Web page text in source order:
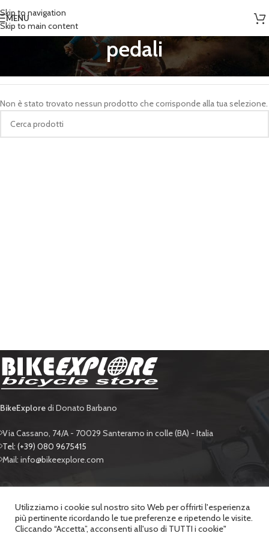
Skip to navigation
Skip to main content
MENU
pedali
Prodotti taggati “pedali”
Non è stato trovato nessun prodotto che corrisponde alla tua selezione.
BikeExploredi Donato Barbano
Via Cassano, 74/A - 70029 Santeramo in colle (BA) - Italia
Tel: (+39) 080 9675415
Mail: info@bikeexplore.com
BIKE EXPLORE
SUPPORTO
Utilizziamo i cookie sul nostro sito Web per offrirti l'esperienza
più pertinente ricordando le tue preferenze e ripetendo le visite.
Cliccando “Accetta”, acconsenti all'uso di TUTTI i cookie"